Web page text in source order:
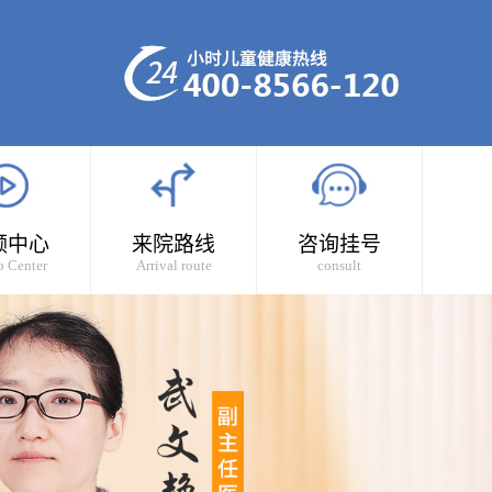
中心
Center
来院路线
Arrival route
咨询挂号
consult